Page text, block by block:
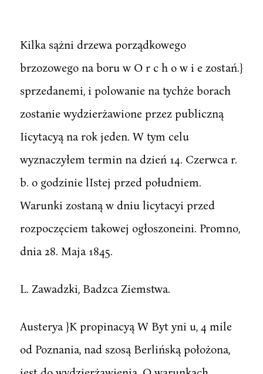
Kilka sążni drzewa porządkowego
brzozowego na boru w O r c h o w i e zostań.}
sprzedanemi, i polowanie na tychże borach
zostanie wydzierżawione przez publiczną
Iicytacyą na rok jeden. W tym celu
wyznaczyłem termin na dzień 14. Czerwca r.
b. o godzinie lIstej przed południem.
Warunki zostaną w dniu licytacyi przed
rozpoczęciem takowej ogłoszoneini. Promno,
dnia 28. Maja 1845.
L. Zawadzki, Badzca Ziemstwa.
Austerya }K propinacyą W Byt yni u, 4 mile
od Poznania, nad szosą Berlińską położona,